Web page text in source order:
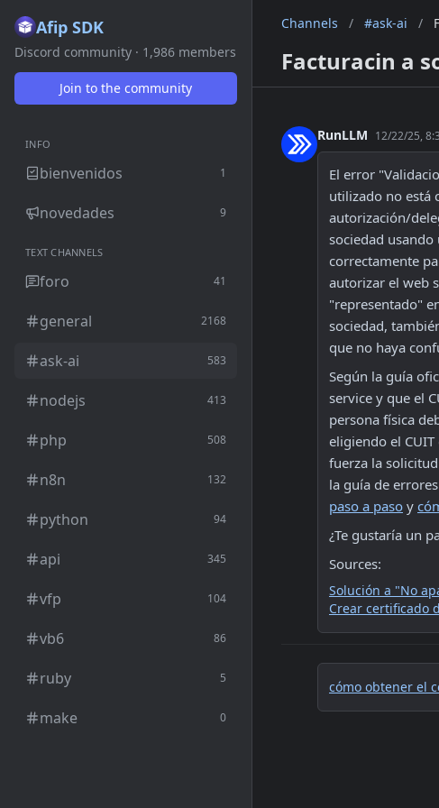
Afip SDK
Discord community · 1,986 members
Join to the community
INFO
bienvenidos 1
novedades 9
TEXT CHANNELS
foro 41
general 2168
ask-ai 583
nodejs 413
php 508
n8n 132
python 94
api 345
vfp 104
vb6 86
ruby 5
make 0
Channels / #ask-ai /
Facturacin a
RunLLM 12/22/25,
El error
utilizado no está
autorización/
sociedad
correctamente
autorizar el web
"representado"
sociedad,
que no haya
Según la guía
service y que el
persona física
eligiendo el
fuerza la
la guía de
paso a paso y
¿Te gustaría un
Sources:
Solución a "No
Crear certificado
cómo obtener el